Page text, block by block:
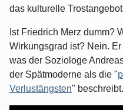
das kulturelle
Ist Friedrich Merz dumm?
Wirkungsgrad ist? Nein.
was der Soziologe
der Spätmoderne als die "
Verlustängsten" beschreibt.